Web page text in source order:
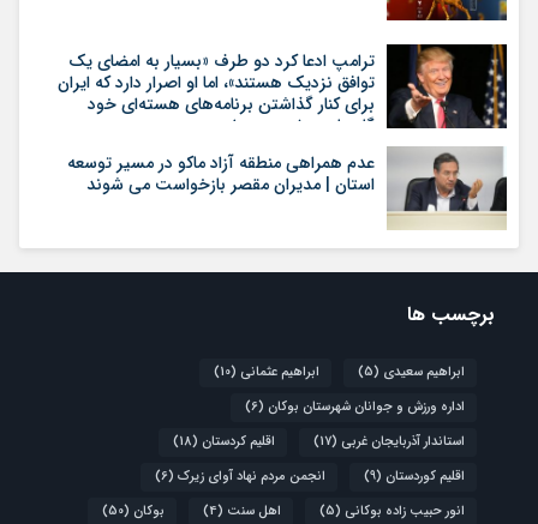
ترامپ ادعا کرد دو طرف «بسیار به امضای یک
توافق نزدیک هستند»، اما او اصرار دارد که ایران
برای کنار گذاشتن برنامه‌های هسته‌ای خود
گام‌های بیشتری بردارد
عدم همراهی منطقه آزاد ماکو در مسیر توسعه
استان | مدیران مقصر بازخواست می شوند
برچسب ها
ابراهیم سعیدی (5) ابراهیم عثمانی (10)
اداره ورزش و جوانان شهرستان بوکان (6)
استاندار آذربایجان غربی (17) اقلیم کردستان (18)
اقلیم کوردستان (9) انجمن مردم نهاد آوای زیرک (6)
انور حبیب زاده بوکانی (5) اهل سنت (4) بوکان (50)